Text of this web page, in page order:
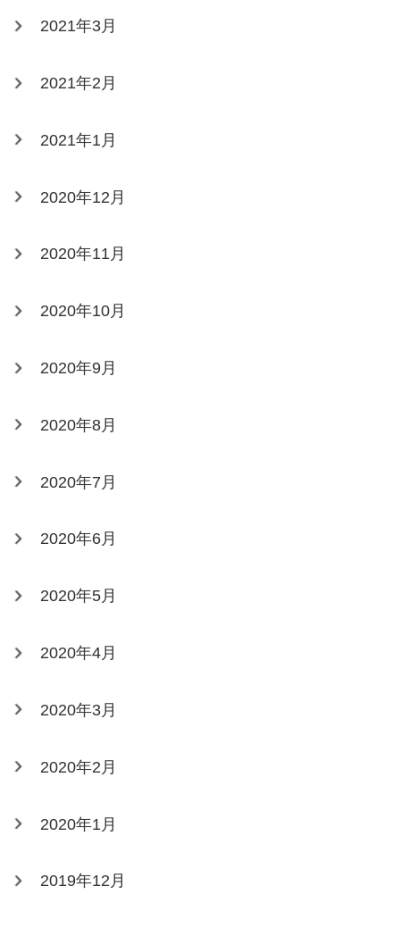
2021年3月
2021年2月
2021年1月
2020年12月
2020年11月
2020年10月
2020年9月
2020年8月
2020年7月
2020年6月
2020年5月
2020年4月
2020年3月
2020年2月
2020年1月
2019年12月